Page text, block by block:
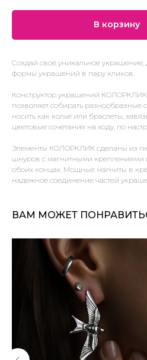
В корзину
Создай свое уникальное
формы украшений в пару кликов.
Конструктор украшений
позволяет собирать
носить как колье или браслеты,
цветовые сочетания на ходу, по
Элементы КОЛОРКЛИК сделаны из
шнуров с магнитными креплениями
обоих концах. Мощные магниты в
надежное соединение частей
ВАМ МОЖЕТ